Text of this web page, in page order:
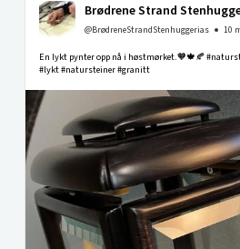
Brødrene Strand
@BrødreneStrandStenhuggerias 10
En lykt pynter opp nå i høstmørket.🧡🍁🍂
#lykt #natursteiner #granitt